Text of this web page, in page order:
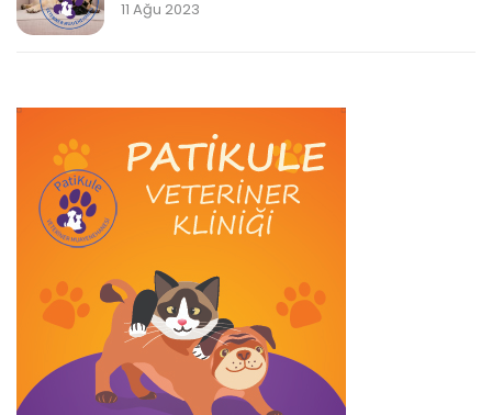
11 Ağu 2023